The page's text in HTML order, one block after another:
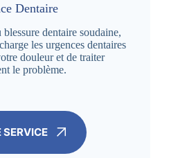
Dentaire
dentaire soudaine,
les urgences dentaires
douleur et de traiter
le problème.
SERVICE